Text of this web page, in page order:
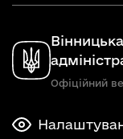
Офіційний